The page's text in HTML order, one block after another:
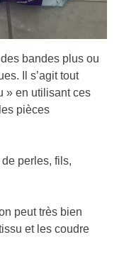
bandes plus ou
Il s’agit tout
» en utilisant ces
pièces
perles, fils,
peut très bien
et les coudre